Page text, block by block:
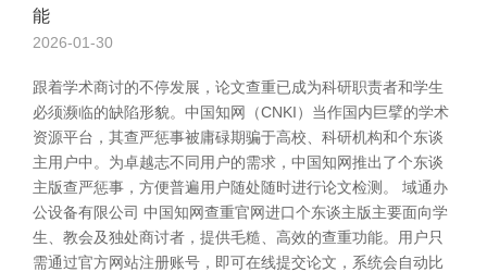
能
2026-01-30
跟着学术商讨的不停发展，论文查重已成为科研职责者和学生
必须濒临的缺陷形貌。中国知网（CNKI）当作国内巨擘的学术
资源平台，其查严惩事被庸碌期骗于高校、科研机构和个东谈
主用户中。为卓越志不同用户的需求，中国知网推出了个东谈
主版查严惩事，方便普遍用户随处随时进行论文检测。 域通办
公设备有限公司 中国知网查重官网进口个东谈主版主要面向学
生、教会及独处商讨者，提供毛糙、高效的查重功能。用户只
需通过官方网站注册账号，即可在线提交论文，系统会自动比